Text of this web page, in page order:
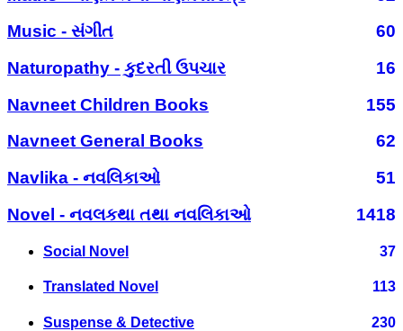
Music - સંગીત
60
Naturopathy - કુદરતી ઉપચાર
16
Navneet Children Books
155
Navneet General Books
62
Navlika - નવલિકાઓ
51
Novel - નવલકથા તથા નવલિકાઓ
1418
Social Novel 37
Translated Novel 113
Suspense & Detective 230